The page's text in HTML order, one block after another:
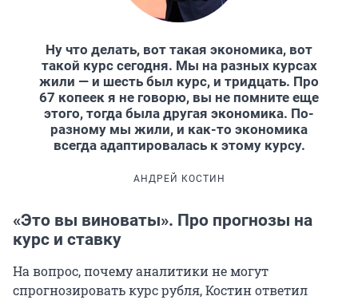
Ну что делать, вот такая экономика, вот
такой курс сегодня. Мы на разных курсах
жили — и шесть был курс, и тридцать. Про
67 копеек я не говорю, вы не помните еще
этого, тогда была другая экономика. По-
разному мы жили, и как-то экономика
всегда адаптировалась к этому курсу.
АНДРЕЙ КОСТИН
«Это вы виноваты». Про прогнозы на
курс и ставку
На вопрос, почему аналитики не могут
спрогнозировать курс рубля, Костин ответил